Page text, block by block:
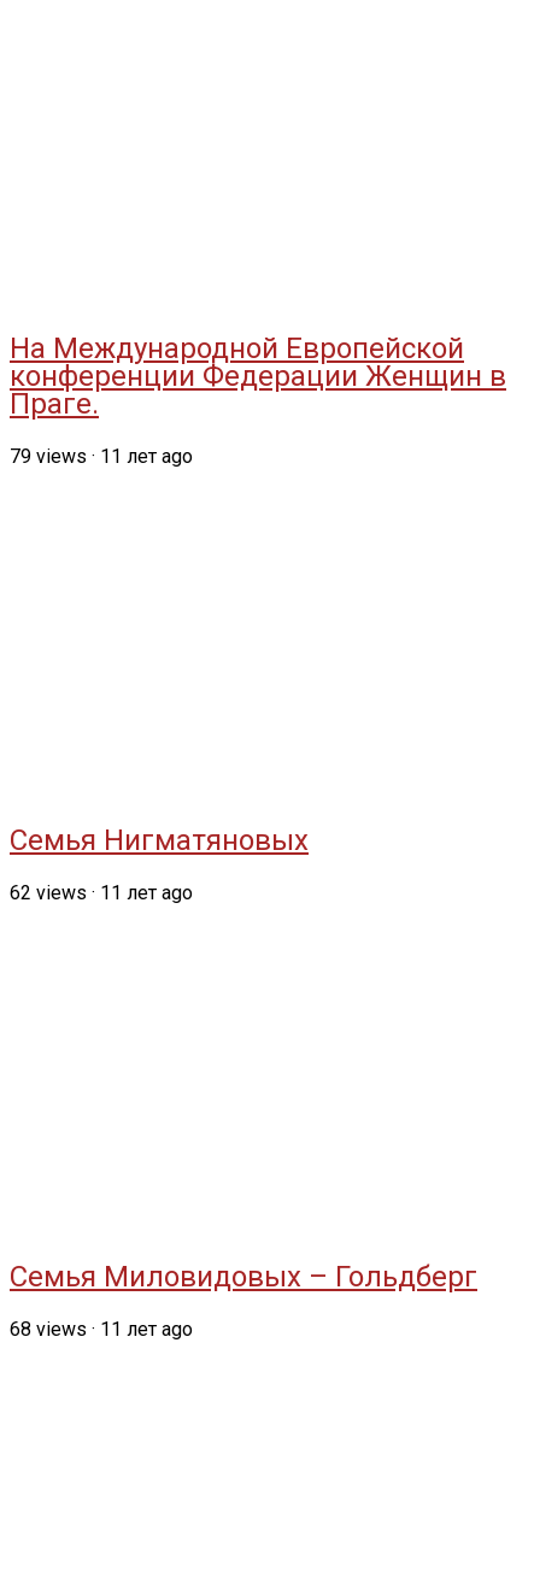
На Международной Европейской
конференции Федерации Женщин в
Праге.
79 views · 11 лет ago
Семья Нигматяновых
62 views · 11 лет ago
Семья Миловидовых – Гольдберг
68 views · 11 лет ago